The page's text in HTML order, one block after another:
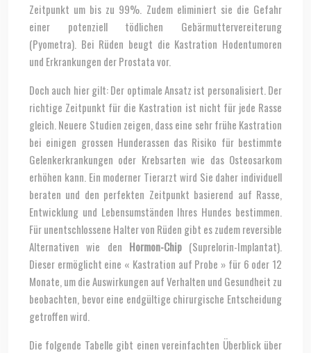
Zeitpunkt um bis zu 99%. Zudem eliminiert sie die Gefahr
einer potenziell tödlichen Gebärmuttervereiterung
(Pyometra). Bei Rüden beugt die Kastration Hodentumoren
und Erkrankungen der Prostata vor.
Doch auch hier gilt: Der optimale Ansatz ist personalisiert. Der
richtige Zeitpunkt für die Kastration ist nicht für jede Rasse
gleich. Neuere Studien zeigen, dass eine sehr frühe Kastration
bei einigen grossen Hunderassen das Risiko für bestimmte
Gelenkerkrankungen oder Krebsarten wie das Osteosarkom
erhöhen kann. Ein moderner Tierarzt wird Sie daher individuell
beraten und den perfekten Zeitpunkt basierend auf Rasse,
Entwicklung und Lebensumständen Ihres Hundes bestimmen.
Für unentschlossene Halter von Rüden gibt es zudem reversible
Alternativen wie den Hormon-Chip(Suprelorin-Implantat).
Dieser ermöglicht eine « Kastration auf Probe » für 6 oder 12
Monate, um die Auswirkungen auf Verhalten und Gesundheit zu
beobachten, bevor eine endgültige chirurgische Entscheidung
getroffen wird.
Die folgende Tabelle gibt einen vereinfachten Überblick über